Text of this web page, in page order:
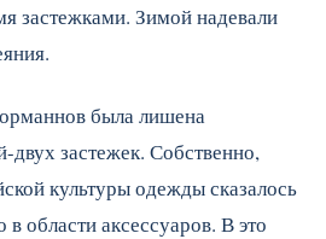
застежками. Зимой надевали
была лишена
застежек. Собственно,
культуры одежды сказалось
области аксессуаров. В это